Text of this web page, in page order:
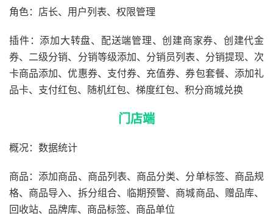
角色：店长、用户列表、权限管理
插件：添加大转盘、配送端管理、创建商家券、创建代金
券、二级分销、分销等级添加、分销员列表、分销提现、次
卡商品添加、优惠券、支付券、充值券、券包套餐、添加礼
品卡、支付红包、随机红包、梯度红包、积分商城兑换
门店端
概况：数据统计
商品：添加商品、商品列表、商品分类、分单标签、商品规
格、商品导入、拆分组合、临期预警、商城商品、赠品库、
回收站、品牌库、商品标签、商品单位